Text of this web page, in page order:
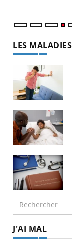
LES MALADIES
J'AI MAL